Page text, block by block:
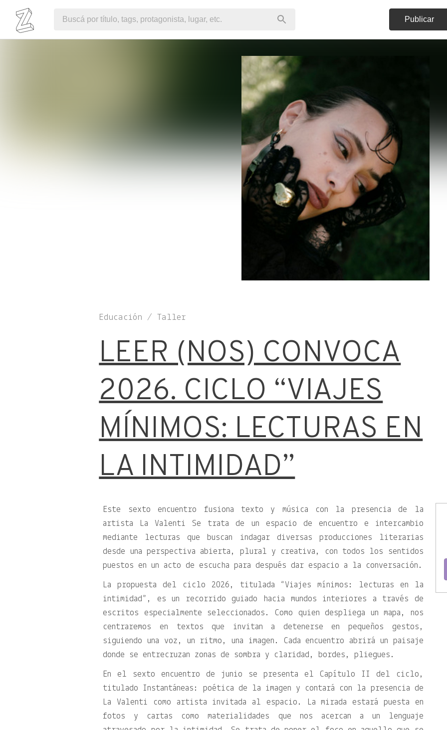
Publicar
Educación / Taller
LEER (NOS) CONVOCA
2026. CICLO “VIAJES
MÍNIMOS: LECTURAS EN
LA INTIMIDAD”
Este sexto encuentro fusiona texto y música con la presencia de la
artista La Valenti Se trata de un espacio de encuentro e intercambio
mediante lecturas que buscan indagar diversas producciones literarias
desde una perspectiva abierta, plural y creativa, con todos los sentidos
puestos en un acto de escucha para después dar espacio a la conversación.
La propuesta del ciclo 2026, titulada “Viajes mínimos: lecturas en la
intimidad”, es un recorrido guiado hacia mundos interiores a través de
escritos especialmente seleccionados. Como quien despliega un mapa, nos
centraremos en textos que invitan a detenerse en pequeños gestos,
siguiendo una voz, un ritmo, una imagen. Cada encuentro abrirá un paisaje
donde se entrecruzan zonas de sombra y claridad, bordes, pliegues.
En el sexto encuentro de junio se presenta el Capítulo II del ciclo,
titulado Instantáneas: poética de la imagen y contará con la presencia de
La Valenti como artista invitada al espacio. La mirada estará puesta en
fotos y cartas como materialidades que nos acercan a un lenguaje